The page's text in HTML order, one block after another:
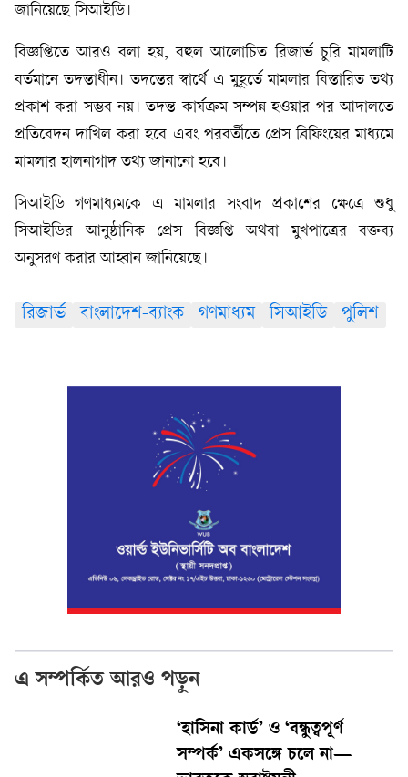
জানিয়েছে সিআইডি।
বিজ্ঞপ্তিতে আরও বলা হয়, বহুল আলোচিত রিজার্ভ চুরি মামলাটি
বর্তমানে তদন্তাধীন। তদন্তের স্বার্থে এ মুহূর্তে মামলার বিস্তারিত তথ্য
প্রকাশ করা সম্ভব নয়। তদন্ত কার্যক্রম সম্পন্ন হওয়ার পর আদালতে
প্রতিবেদন দাখিল করা হবে এবং পরবর্তীতে প্রেস ব্রিফিংয়ের মাধ্যমে
মামলার হালনাগাদ তথ্য জানানো হবে।
সিআইডি গণমাধ্যমকে এ মামলার সংবাদ প্রকাশের ক্ষেত্রে শুধু
সিআইডির আনুষ্ঠানিক প্রেস বিজ্ঞপ্তি অথবা মুখপাত্রের বক্তব্য
অনুসরণ করার আহ্বান জানিয়েছে।
রিজার্ভ বাংলাদেশ-ব্যাংক গণমাধ্যম সিআইডি পুলিশ
এ সম্পর্কিত আরও পড়ুন
‘হাসিনা কার্ড’ ও ‘বন্ধুত্বপূর্ণ
সম্পর্ক’ একসঙ্গে চলে না—